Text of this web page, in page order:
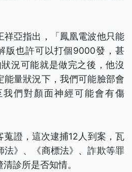
祥亞指出，「鳳凰電波他只能
版也許可以打個9000發，甚
況可能就是做完之後，他沒
能量狀況下，我們可能臉部會
們對顏面神經可能會有傷
蒐證，這次逮捕12人到案，瓦
法》、《商標法》、詐欺等罪
診所是否知情。